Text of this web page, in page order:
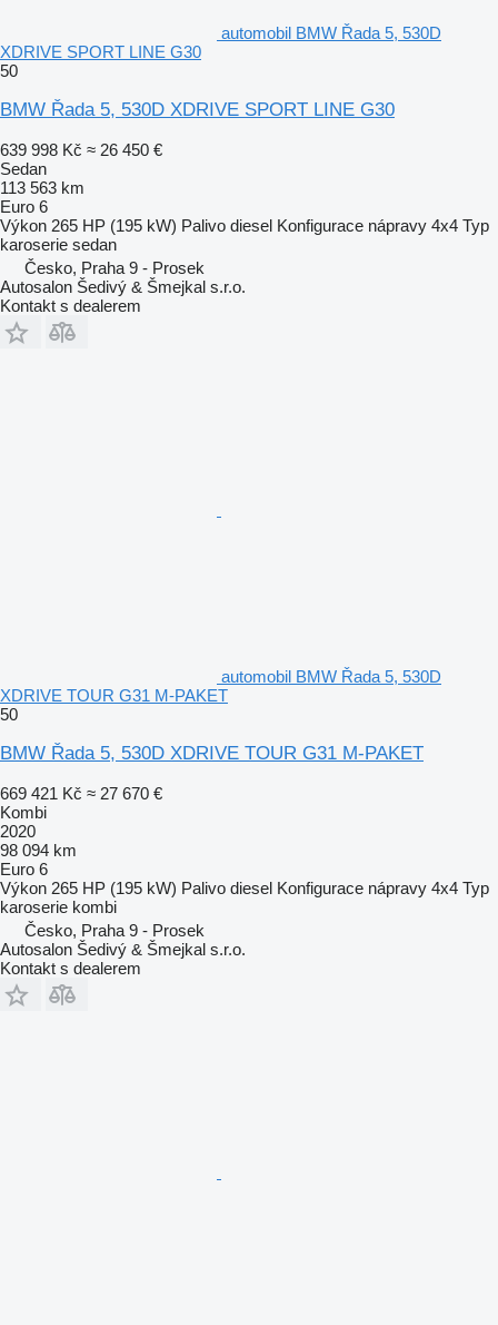
automobil BMW Řada 5, 530D
XDRIVE SPORT LINE G30
50
BMW Řada 5, 530D XDRIVE SPORT LINE G30
639 998 Kč ≈ 26 450 €
Sedan
113 563 km
Euro 6
Výkon 265 HP (195 kW) Palivo diesel Konfigurace nápravy 4x4 Typ
karoserie sedan
Česko, Praha 9 - Prosek
Autosalon Šedivý & Šmejkal s.r.o.
Kontakt s dealerem
automobil BMW Řada 5, 530D
XDRIVE TOUR G31 M-PAKET
50
BMW Řada 5, 530D XDRIVE TOUR G31 M-PAKET
669 421 Kč ≈ 27 670 €
Kombi
2020
98 094 km
Euro 6
Výkon 265 HP (195 kW) Palivo diesel Konfigurace nápravy 4x4 Typ
karoserie kombi
Česko, Praha 9 - Prosek
Autosalon Šedivý & Šmejkal s.r.o.
Kontakt s dealerem